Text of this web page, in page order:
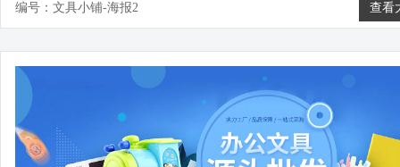
编号：文具小铺-海报2 查看